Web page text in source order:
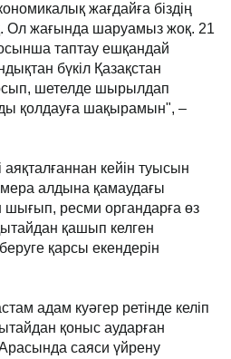
жағдайға біздің
Ол жағында шаруамыз жоқ. 21
таптау ешқандай
бүкіл Қазақстан
шетелде шырылдап
қолдауға шақырамын", –
кейін туысын
алдына қамаудағы
шығып, ресми органдарға өз
қашып келген
қарсы екендерін
адам куәгер ретінде келіп
қоныс аударған
саяси үйрену